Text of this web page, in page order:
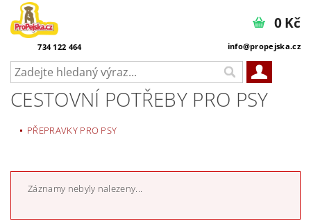
734 122 464 info@propejska.cz
0 Kč
CESTOVNÍ POTŘEBY PRO PSY
PŘEPRAVKY PRO PSY
Záznamy nebyly nalezeny...